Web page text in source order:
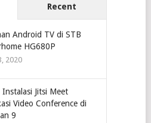
Recent
Android TV di STB
HG680P
2020
Instalasi Jitsi Meet
Video Conference di
9